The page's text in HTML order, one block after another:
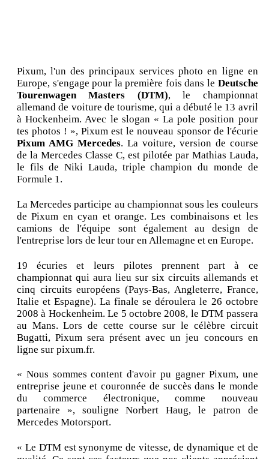
Pixum, l'un des principaux services photo en ligne en
Europe, s'engage pour la première fois dans le Deutsche
Tourenwagen Masters (DTM), le championnat
allemand de voiture de tourisme, qui a débuté le 13 avril
à Hockenheim. Avec le slogan « La pole position pour
tes photos ! », Pixum est le nouveau sponsor de l'écurie
Pixum AMG Mercedes. La voiture, version de course
de la Mercedes Classe C, est pilotée par Mathias Lauda,
le fils de Niki Lauda, triple champion du monde de
Formule 1.
La Mercedes participe au championnat sous les couleurs
de Pixum en cyan et orange. Les combinaisons et les
camions de l'équipe sont également au design de
l'entreprise lors de leur tour en Allemagne et en Europe.
19 écuries et leurs pilotes prennent part à ce
championnat qui aura lieu sur six circuits allemands et
cinq circuits européens (Pays-Bas, Angleterre, France,
Italie et Espagne). La finale se déroulera le 26 octobre
2008 à Hockenheim. Le 5 octobre 2008, le DTM passera
au Mans. Lors de cette course sur le célèbre circuit
Bugatti, Pixum sera présent avec un jeu concours en
ligne sur pixum.fr.
« Nous sommes content d'avoir pu gagner Pixum, une
entreprise jeune et couronnée de succès dans le monde
du commerce électronique, comme nouveau
partenaire », souligne Norbert Haug, le patron de
Mercedes Motorsport.
« Le DTM est synonyme de vitesse, de dynamique et de